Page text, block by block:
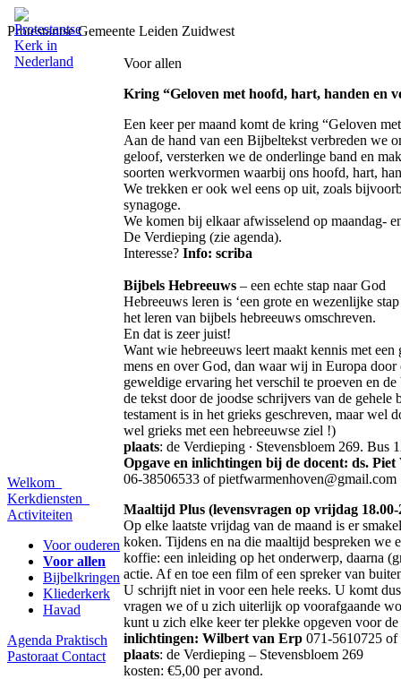
Protestantse Gemeente Leiden Zuidwest
Welkom
Kerkdiensten
Activiteiten
Voor ouderen
Voor allen
Bijbelkringen
Kliederkerk
Havad
Agenda Praktisch
Pastoraat Contact
Voor allen
Kring “Geloven met hoofd, hart, handen en
Een keer per maand komt de kring “Geloven
Aan de hand van een Bijbeltekst verbreden we
geloof, versterken we de onderlinge band en
soorten werkvormen waarbij ons hoofd, hart,
We trekken er ook wel eens op uit, zoals
synagoge.
We komen bij elkaar afwisselend op maandag-
De Verdieping (zie agenda).
Interesse? Info: scriba
Bijbels Hebreeuws – een echte stap naar God
Hebreeuws leren is ‘een grote en wezenlijke
het leren van bijbels hebreeuws omschreven.
En dat is zeer juist!
Want wie hebreeuws leert maakt kennis met
mens en over God, dan waar wij in Europa
geweldige ervaring het verschil te proeven en
de tekst door de joodse schrijvers van de
testament is in het grieks geschreven, maar wel
wel grieks met een hebreeuwse ziel !)
plaats: de Verdieping ∙ Stevensbloem 269. Bus
Opgave en inlichtingen bij de docent: ds. Piet
06-38506533 of pietfwarmenhoven@gmail.com
Maaltijd Plus (levensvragen op vrijdag
Op elke laatste vrijdag van de maand is er
koken. Tijdens en na die maaltijd bespreken we
koffie: een inleiding op het onderwerp, daarna
actie. Af en toe een film of een spreker van
U schrijft niet in voor een hele reeks. U komt
vragen we of u zich uiterlijk op voorafgaande
kunt u zich elke keer ter plekke opgeven voor
inlichtingen: Wilbert van Erp 071-5610725
plaats: de Verdieping – Stevensbloem 269
kosten: €5,00 per avond.